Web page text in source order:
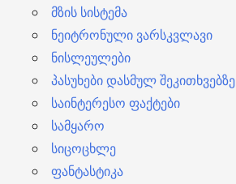
მზის სისტემა
ნეიტრონული ვარსკვლავი
ნისლეულები
პასუხები დასმულ შეკითხვებზე
საინტერესო ფაქტები
სამყარო
სიცოცხლე
ფანტასტიკა